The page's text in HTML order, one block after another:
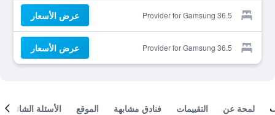
Provider for Gamsung 36.5 عرض الأسعار
Provider for Gamsung 36.5 عرض الأسعار
لمحة عن التقييمات فنادق مشابهة الموقع الأسئلة الشائعة